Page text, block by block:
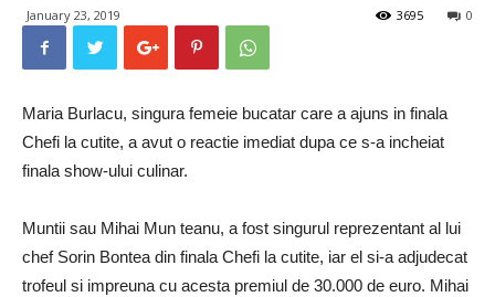
January 23, 2019 0
3695
Maria Burlacu, singura femeie bucatar care a ajuns in finala
Chefi la cutite, a avut o reactie imediat dupa ce s-a incheiat
finala show-ului culinar.
Muntii sau Mihai Mun teanu, a fost singurul reprezentant al lui
chef Sorin Bontea din finala Chefi la cutite, iar el si-a adjudecat
trofeul si impreuna cu acesta premiul de 30.000 de euro. Mihai